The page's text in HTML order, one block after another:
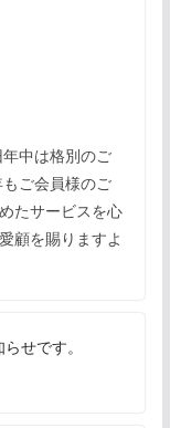
中は格別のご
ご会員様のご
たサービスを心
顧を賜りますよ
せです。